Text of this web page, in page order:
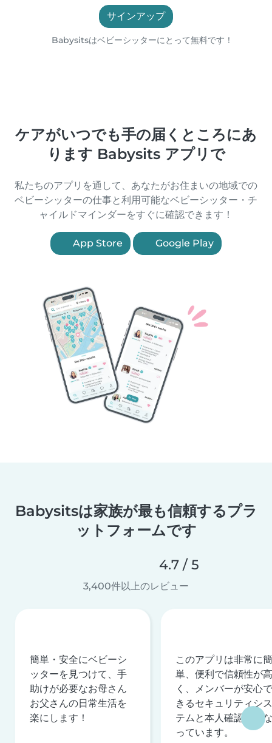
サインアップ
Babysitsはベビーシッターにとって無料です！
ケアがいつでも手の届くところにあ
ります Babysits アプリで
私たちのアプリを通して、あなたがお住まいの地域での
ベビーシッターの仕事と利用可能なベビーシッター・チ
ャイルドマインダーをすぐに確認できます！
App Store Google Play
Babysitsは家族が最も信頼するプラ
ットフォームです
4.7 / 5
3,400件以上のレビュー
簡単・安全にベビーシ
ッターを見つけて、手
助けが必要なお母さん
お父さんの日常生活を
楽にします！
このアプリは非常に簡
単、便利で信頼性が高
く、メンバーが安心で
きるセキュリティシス
テムと本人確認を行な
っています。